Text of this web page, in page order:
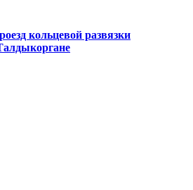
кольцевой развязки